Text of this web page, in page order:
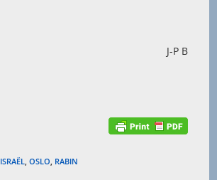
J-P B
ISRAËL, OSLO, RABIN